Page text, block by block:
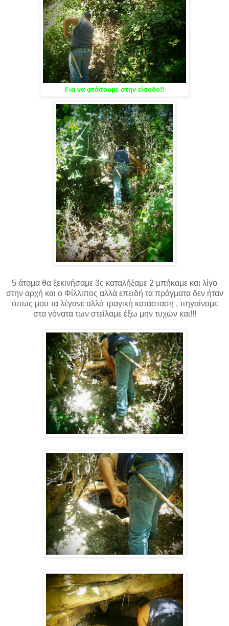
Για να φτάσουμε στην είσοδο!!
5 άτομα θα ξεκινήσαμε 3ς καταλήξαμε 2 μπήκαμε και λίγο
στην αρχή και ο Φίλλιπος αλλά επειδή τα πράγματα δεν ήταν
όπως μου τα λέγανε αλλά τραγική κατάσταση , πηγαίναμε
στα γόνατα των στείλαμε έξω μην τυχών και!!!